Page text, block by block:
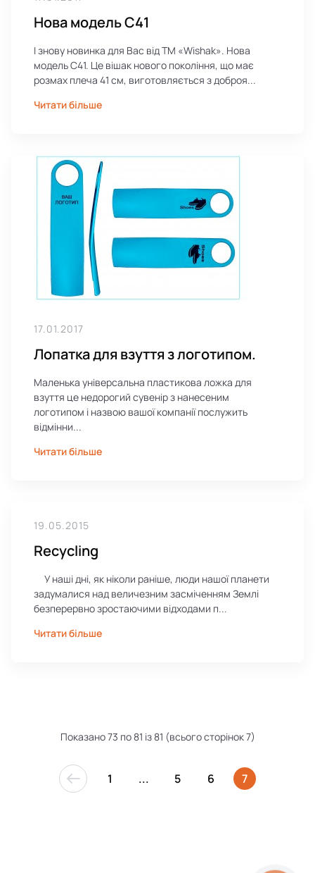
Нова модель С41
І знову новинка для Вас від ТМ «Wishak». Нова
модель С41. Це вішак нового покоління, що має
розмах плеча 41 см, виготовляється з доброя...
Читати більше
17.01.2017
Лопатка для взуття з логотипом.
Маленька універсальна пластикова ложка для
взуття це недорогий сувенір з нанесеним
логотипом і назвою вашої компанії послужить
відмінни...
Читати більше
19.05.2015
Recycling
У наші дні, як ніколи раніше, люди нашої планети
задумалися над величезним засміченням Землі
безперервно зростаючими відходами п...
Читати більше
Показано 73 по 81 із 81 (всього сторінок 7)
1 ... 5 6 7